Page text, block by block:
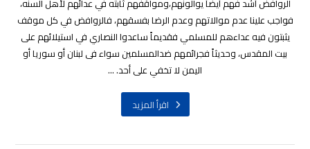
الروافض أشد فهم أيضاً يوالونهم،ومواقفهم ثابته في عدائهم لأهل السنه،
فواجب علينا عدم موالاتهم وعدم الرضا بفسقهم، فالروافض في كل موقف
يثبتون فيه عداءهم للمسلمي فقديماً ساعدوا النصاري في استيلائهم على
بيت المقدس، وحديثاً فجرائمهم ضدالمسلمين سواء فى لبنان أو سوريا أو
اليمن لا تخفي على أحد. ...
اقرأ المزيد